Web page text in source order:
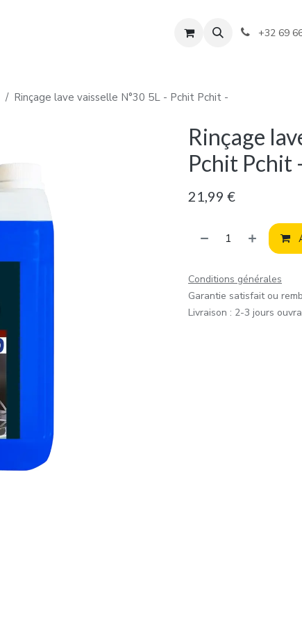
+32 69
Rinçage lave vaisselle N°30 5L - Pchit Pchit -
Rinçage
Pchit Pchit
21,99 €
Conditions générales
Garantie satisfait ou
Livraison : 2-3 jours